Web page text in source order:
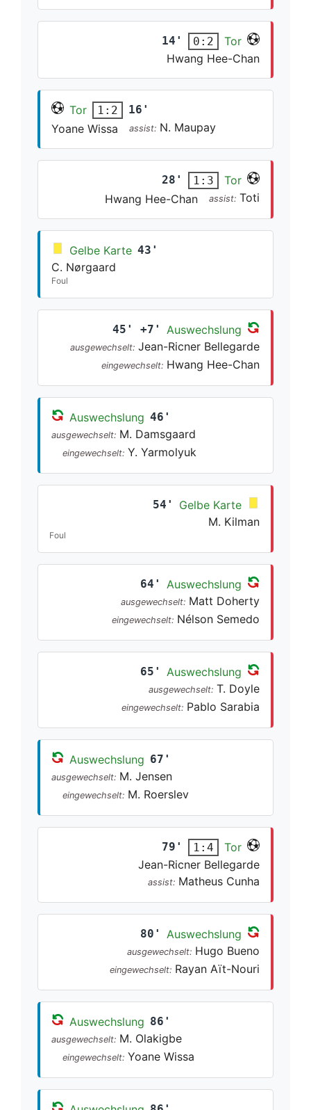
14' 0:2
Tor
Hwang Hee-Chan
Tor 1:2 16'
Yoane Wissa assist: N. Maupay
28' 1:3
Tor
Hwang Hee-Chan
assist: Toti
Gelbe Karte 43'
C. Nørgaard
Foul
45' +7' Auswechslung
ausgewechselt: Jean-Ricner Bellegarde
eingewechselt: Hwang Hee-Chan
Auswechslung 46'
ausgewechselt: M. Damsgaard
eingewechselt: Y. Yarmolyuk
54'
Gelbe Karte
M. Kilman
Foul
64' Auswechslung
ausgewechselt: Matt Doherty
eingewechselt: Nélson Semedo
65' Auswechslung
ausgewechselt: T. Doyle
eingewechselt: Pablo Sarabia
Auswechslung 67'
ausgewechselt: M. Jensen
eingewechselt: M. Roerslev
79' 1:4
Tor
Jean-Ricner Bellegarde
assist: Matheus Cunha
80' Auswechslung
ausgewechselt: Hugo Bueno
eingewechselt: Rayan Aït-Nouri
Auswechslung 86'
ausgewechselt: M. Olakigbe
eingewechselt: Yoane Wissa